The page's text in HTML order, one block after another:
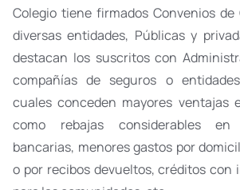
Colegio tiene firmados Convenios de
diversas entidades, Públicas y
destacan los suscritos con
compañías de seguros o
cuales conceden mayores ventajas
como rebajas considerables
bancarias, menores gastos por
o por recibos devueltos, créditos con